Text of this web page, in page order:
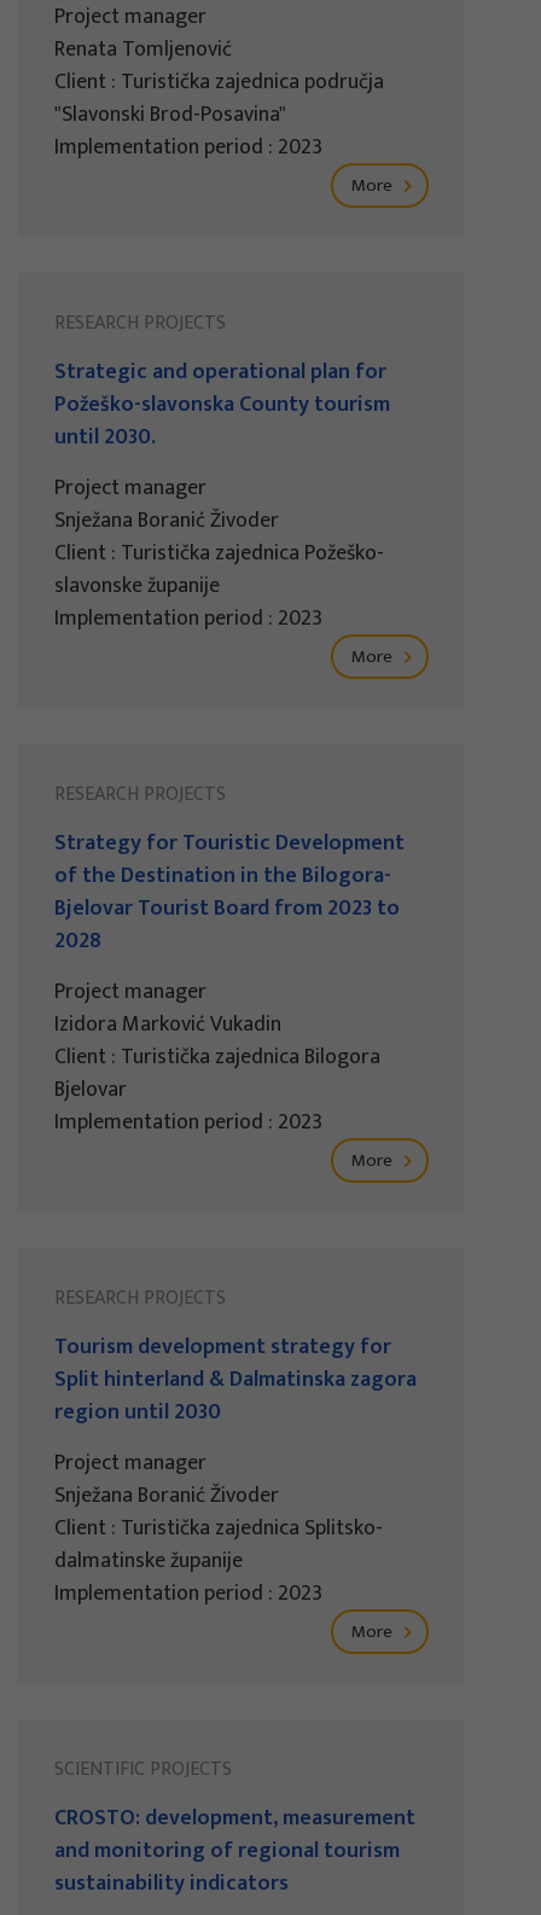
Project manager
Renata Tomljenović
Client : Turistička zajednica područja
"Slavonski Brod-Posavina"
Implementation period : 2023
More
RESEARCH PROJECTS
Strategic and operational plan for
Požeško-slavonska County tourism
until 2030.
Project manager
Snježana Boranić Živoder
Client : Turistička zajednica Požeško-
slavonske županije
Implementation period : 2023
More
RESEARCH PROJECTS
Strategy for Touristic Development
of the Destination in the Bilogora-
Bjelovar Tourist Board from 2023 to
2028
Project manager
Izidora Marković Vukadin
Client : Turistička zajednica Bilogora
Bjelovar
Implementation period : 2023
More
RESEARCH PROJECTS
Tourism development strategy for
Split hinterland & Dalmatinska zagora
region until 2030
Project manager
Snježana Boranić Živoder
Client : Turistička zajednica Splitsko-
dalmatinske županije
Implementation period : 2023
More
SCIENTIFIC PROJECTS
CROSTO: development, measurement
and monitoring of regional tourism
sustainability indicators